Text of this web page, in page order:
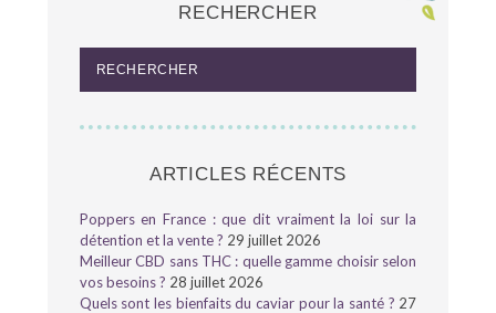
RECHERCHER
ARTICLES RÉCENTS
Poppers en France : que dit vraiment la loi sur la
détention et la vente ? 29 juillet 2026
Meilleur CBD sans THC : quelle gamme choisir selon
vos besoins ? 28 juillet 2026
Quels sont les bienfaits du caviar pour la santé ? 27